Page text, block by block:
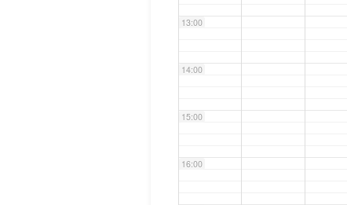
13:00
14:00
15:00
16:00